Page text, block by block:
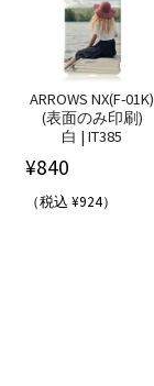
ARROWS NX(F-01K)
(表面のみ印刷)
白 | IT385
¥840
（税込 ¥924）